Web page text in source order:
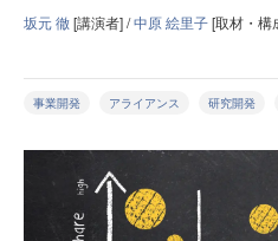
坂元 徹[講演者] /中原 絵里子[取材・構
事業開発 アライアンス 研究開発